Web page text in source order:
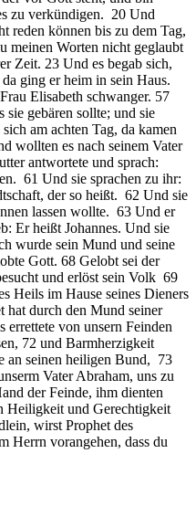
zu verkündigen. 20 Und
reden können bis zu dem Tag,
meinen Worten nicht geglaubt
Zeit. 23 Und es begab sich,
ging er heim in sein Haus.
Elisabeth schwanger. 57
gebären sollte; und sie
am achten Tag, da kamen
wollten es nach seinem Vater
antwortete und sprach:
61 Und sie sprachen zu ihr:
der so heißt. 62 Und sie
lassen wollte. 63 Und er
Er heißt Johannes. Und sie
wurde sein Mund und seine
Gott. 68 Gelobt sei der
und erlöst sein Volk 69
Heils im Hause seines Dieners
durch den Mund seiner
errettete von unsern Feinden
72 und Barmherzigkeit
an seinen heiligen Bund, 73
Vater Abraham, uns zu
der Feinde, ihm dienten
Heiligkeit und Gerechtigkeit
wirst Prophet des
Herrn vorangehen, dass du